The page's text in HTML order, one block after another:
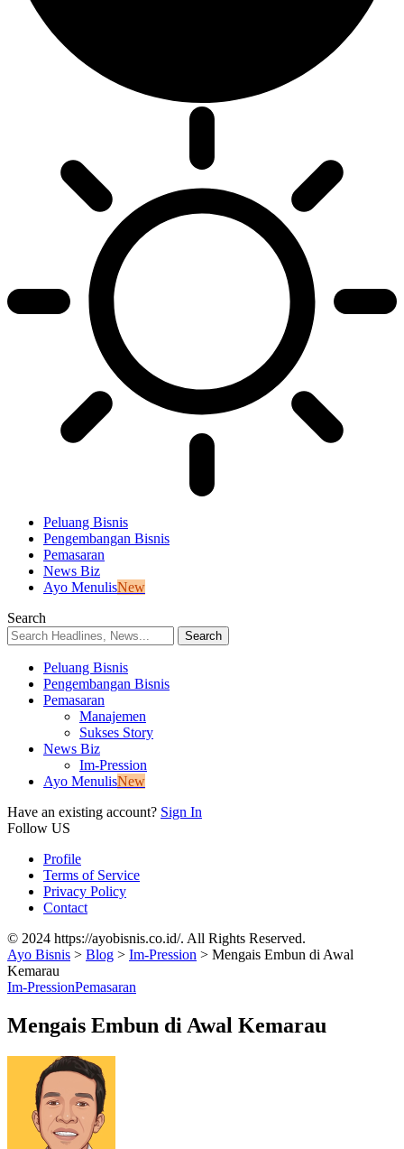
Peluang Bisnis
Pengembangan Bisnis
Pemasaran
News Biz
Ayo MenulisNew
Search
Peluang Bisnis
Pengembangan Bisnis
Pemasaran
Manajemen
Sukses Story
News Biz
Im-Pression
Ayo MenulisNew
Have an existing account? Sign In
Follow US
Profile
Terms of Service
Privacy Policy
Contact
© 2024 https://ayobisnis.co.id/. All Rights Reserved.
Ayo Bisnis > Blog > Im-Pression > Mengais Embun di Awal
Kemarau
Im-PressionPemasaran
Mengais Embun di Awal Kemarau